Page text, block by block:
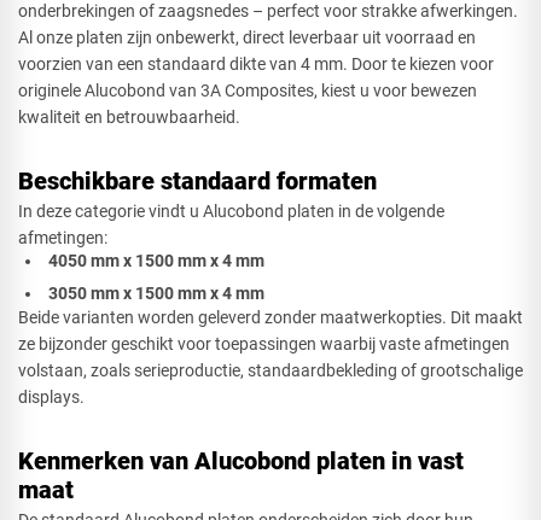
onderbrekingen of zaagsnedes – perfect voor strakke afwerkingen.
Al onze platen zijn onbewerkt, direct leverbaar uit voorraad en
voorzien van een standaard dikte van 4 mm. Door te kiezen voor
originele Alucobond van 3A Composites, kiest u voor bewezen
kwaliteit en betrouwbaarheid.
Beschikbare standaard formaten
In deze categorie vindt u Alucobond platen in de volgende
afmetingen:
4050 mm x 1500 mm x 4 mm
3050 mm x 1500 mm x 4 mm
Beide varianten worden geleverd zonder maatwerkopties. Dit maakt
ze bijzonder geschikt voor toepassingen waarbij vaste afmetingen
volstaan, zoals serieproductie, standaardbekleding of grootschalige
displays.
Kenmerken van Alucobond platen in vast
maat